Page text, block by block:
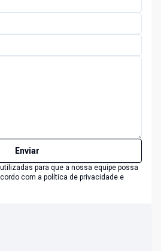
Enviar
para que a nossa equipe possa
com a política de privacidade e